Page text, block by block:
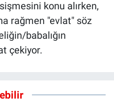
konu alırken,
rağmen "evlat" söz
babalığın
çekiyor.